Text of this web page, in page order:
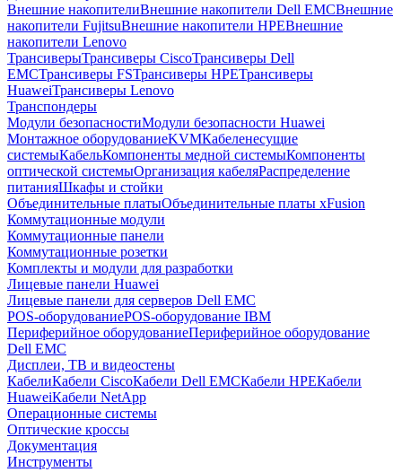
Внешние накопителиВнешние накопители Dell EMCВнешние
накопители FujitsuВнешние накопители HPEВнешние
накопители Lenovo
ТрансиверыТрансиверы CiscoТрансиверы Dell
EMCТрансиверы FSТрансиверы HPEТрансиверы
HuaweiТрансиверы Lenovo
Транспондеры
Модули безопасностиМодули безопасности Huawei
Монтажное оборудованиеKVMКабеленесущие
системыКабельКомпоненты медной системыКомпоненты
оптической системыОрганизация кабеляРаспределение
питанияШкафы и стойки
Объединительные платыОбъединительные платы xFusion
Коммутационные модули
Коммутационные панели
Коммутационные розетки
Комплекты и модули для разработки
Лицевые панели Huawei
Лицевые панели для серверов Dell EMC
POS-оборудованиеPOS-оборудование IBM
Периферийное оборудованиеПериферийное оборудование
Dell EMC
Дисплеи, ТВ и видеостены
КабелиКабели CiscoКабели Dell EMCКабели HPEКабели
HuaweiКабели NetApp
Операционные системы
Оптические кроссы
Документация
Инструменты